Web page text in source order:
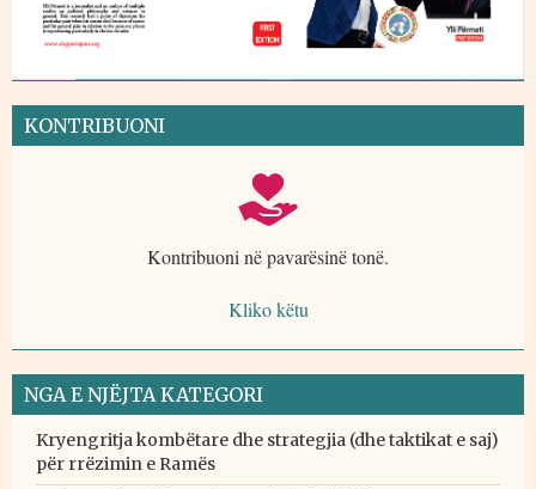
KONTRIBUONI
Kontribuoni në pavarësinë tonë.
Kliko këtu
NGA E NJËJTA KATEGORI
Kryengritja kombëtare dhe strategjia (dhe taktikat e saj)
për rrëzimin e Ramës